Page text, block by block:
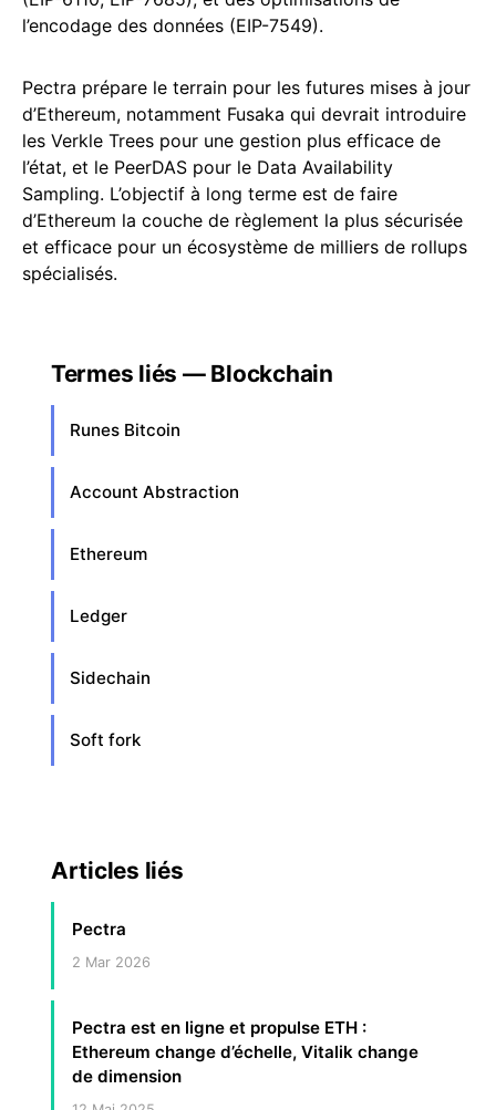
l’encodage des données (EIP-7549).
Pectra prépare le terrain pour les futures mises à jour
d’Ethereum, notamment Fusaka qui devrait introduire
les Verkle Trees pour une gestion plus efficace de
l’état, et le PeerDAS pour le Data Availability
Sampling. L’objectif à long terme est de faire
d’Ethereum la couche de règlement la plus sécurisée
et efficace pour un écosystème de milliers de rollups
spécialisés.
Termes liés — Blockchain
Runes Bitcoin
Account Abstraction
Ethereum
Ledger
Sidechain
Soft fork
Articles liés
Pectra
2 Mar 2026
Pectra est en ligne et propulse ETH :
Ethereum change d’échelle, Vitalik change
de dimension